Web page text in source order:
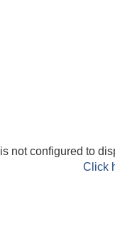
not configured to
Click